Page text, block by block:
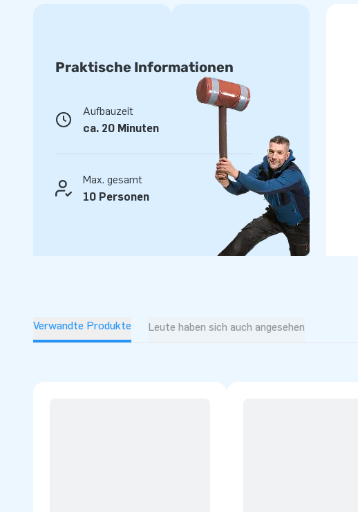
Sie eine Dosis Fröhlichkeit und Spaß in jede Veranstaltung!
Praktische Informationen
Aufbauzeit
ca. 20 Minuten
Max. gesamt
10 Personen
Verwandte Produkte Leute haben sich auch angesehen